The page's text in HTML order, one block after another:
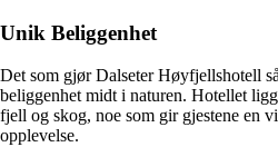
Unik Beliggenhet
Det som gjør Dalseter Høyfjellshotell
beliggenhet midt i naturen. Hotellet
fjell og skog, noe som gir gjestene en
opplevelse.